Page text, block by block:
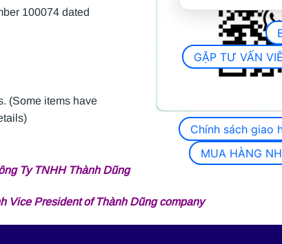
100074 dated
(Some items have
Ty TNHH Thành Dũng
Vice President of Thành Dũng company
GẶP TƯ VẤN
Chính sách giao
MUA HÀNG